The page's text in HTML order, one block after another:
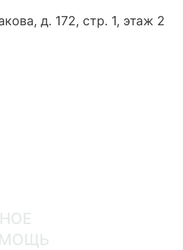
д. 172, стр. 1, этаж 2